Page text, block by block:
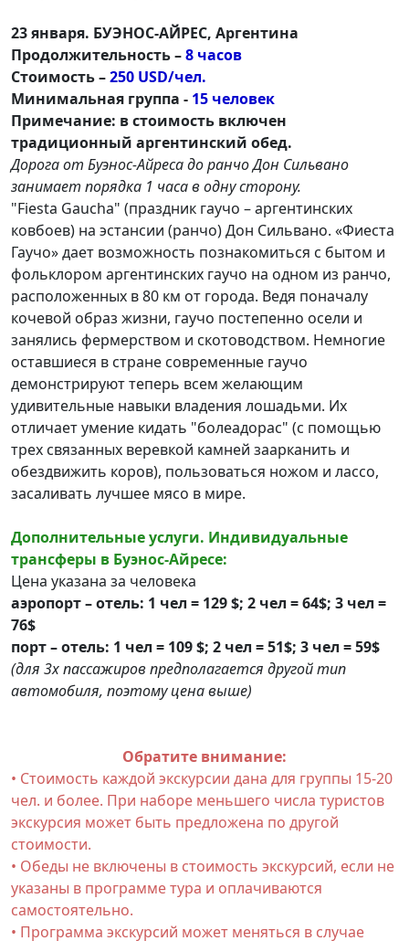
23 января. БУЭНОС-АЙРЕС, Аргентина
Продолжительность –8 часов
Стоимость –250 USD/чел.
Минимальная группа - 15 человек
Примечание: в стоимость включен
традиционный аргентинский обед.
Дорога от Буэнос-Айреса до ранчо Дон Сильвано
занимает порядка 1 часа в одну сторону.
"Fiesta Gaucha" (праздник гаучо – аргентинских
ковбоев) на эстансии (ранчо) Дон Сильвано. «Фиеста
Гаучо» дает возможность познакомиться с бытом и
фольклором аргентинских гаучо на одном из ранчо,
расположенных в 80 км от города. Ведя поначалу
кочевой образ жизни, гаучо постепенно осели и
занялись фермерством и скотоводством. Немногие
оставшиеся в стране современные гаучо
демонстрируют теперь всем желающим
удивительные навыки владения лошадьми. Их
отличает умение кидать "болеадорас" (с помощью
трех связанных веревкой камней заарканить и
обездвижить коров), пользоваться ножом и лассо,
засаливать лучшее мясо в мире.
Дополнительные услуги. Индивидуальные
трансферы в Буэнос-Айресе:
Цена указана за человека
аэропорт – отель: 1 чел = 129 $; 2 чел = 64$; 3 чел =
76$
порт – отель: 1 чел = 109 $; 2 чел = 51$; 3 чел = 59$
(для 3х пассажиров предполагается другой тип
автомобиля, поэтому цена выше)
Обратите внимание:
• Стоимость каждой экскурсии дана для группы 15-20
чел. и более. При наборе меньшего числа туристов
экскурсия может быть предложена по другой
стоимости.
• Обеды не включены в стоимость экскурсий, если не
указаны в программе тура и оплачиваются
самостоятельно.
• Программа экскурсий может меняться в случае